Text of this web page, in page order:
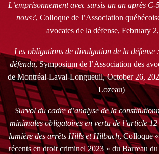
L’emprisonnement avec sursis un an après C-
nous?, Colloque de l’Association
avocates de la défense, February
Les obligations de divulgation de la défense
défendu, Symposium de l’Association des
de Montréal-Laval-Longueuil, October 26,
Lozeau)
Survol du cadre d’analyse de la
minimales obligatoires en vertu de l’article
lumière des arrêts Hills et Hilbach, Colloque
récents en droit criminel 2023 » du Barreau